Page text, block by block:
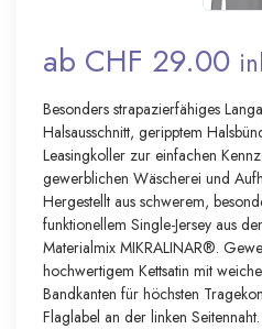
ab CHF 29.00
Besonders strapazierfähiges
Halsausschnitt, geripptem
Leasingkoller zur einfachen
gewerblichen Wäscherei und
Hergestellt aus schwerem,
funktionellem Single-Jersey aus
Materialmix MIKRALINAR®.
hochwertigem Kettsatin mit
Bandkanten für höchsten
Flaglabel an der linken Seitennaht.